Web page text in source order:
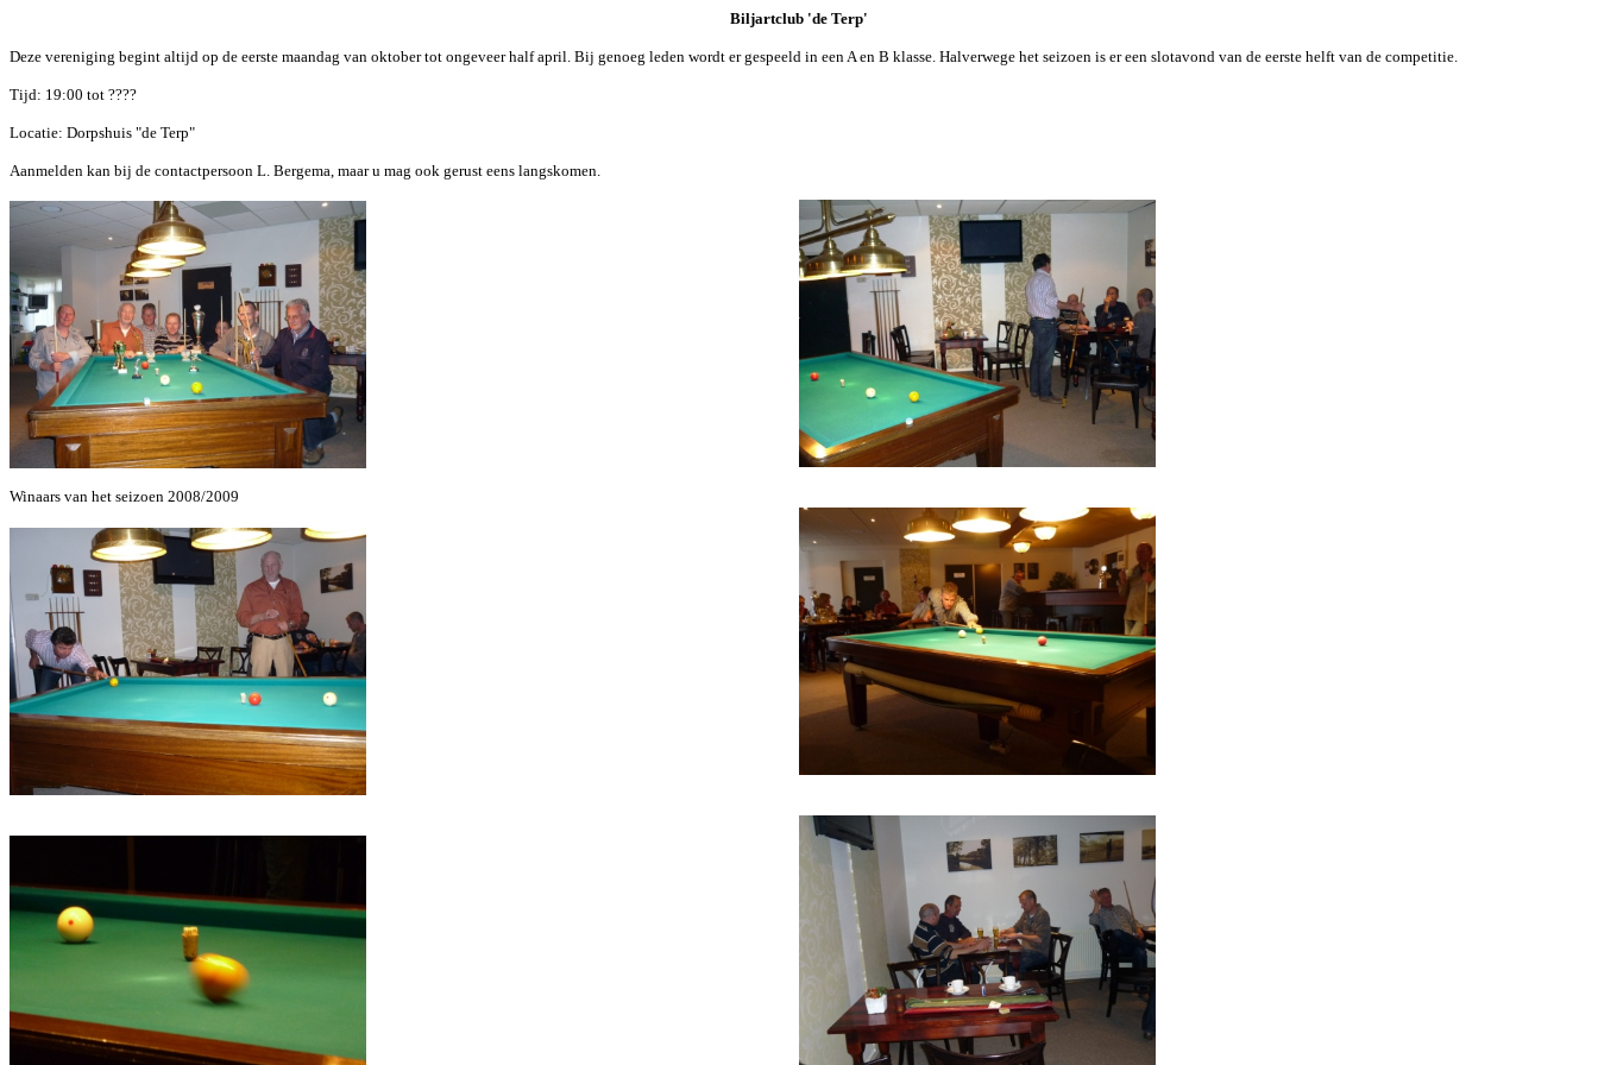
Biljartclub 'de Terp'
Deze vereniging begint altijd op de eerste maandag van oktober tot ongeveer half april. Bij genoeg leden wordt er gespeeld in een A en B klasse. Halverwege het seizoen is er een slotavond van de eerste helft van de competitie.
Tijd: 19:00 tot ????
Locatie: Dorpshuis "de Terp"
Aanmelden kan bij de contactpersoon L. Bergema, maar u mag ook gerust eens langskomen.
Winaars van het seizoen 2008/2009